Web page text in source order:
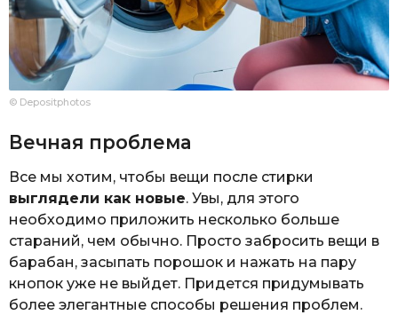
© Depositphotos
Вечная проблема
Все мы хотим, чтобы вещи после стирки
выглядели как новые. Увы, для этого
необходимо приложить несколько больше
стараний, чем обычно. Просто забросить вещи в
барабан, засыпать порошок и нажать на пару
кнопок уже не выйдет. Придется придумывать
более элегантные способы решения проблем.